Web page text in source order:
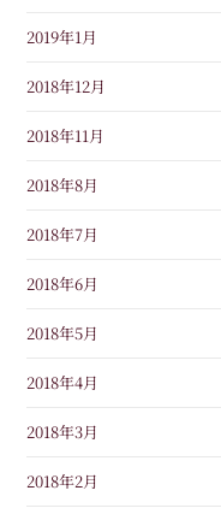
2019年1月
2018年12月
2018年11月
2018年8月
2018年7月
2018年6月
2018年5月
2018年4月
2018年3月
2018年2月